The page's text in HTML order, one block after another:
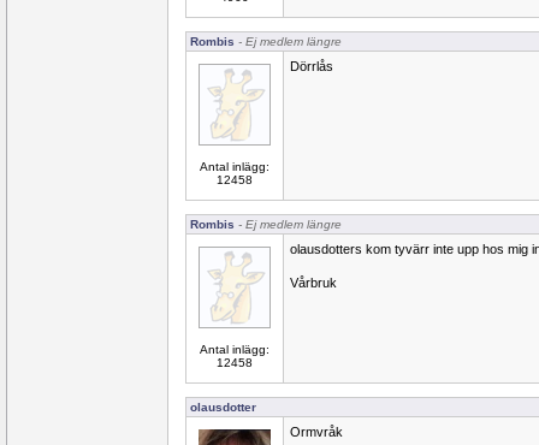
Rombis - Ej medlem längre
Antal inlägg:
12458
Dörrlås
Rombis - Ej medlem längre
Antal inlägg:
12458
olausdotters kom tyvärr inte upp hos mig
Vårbruk
olausdotter
Ormvråk